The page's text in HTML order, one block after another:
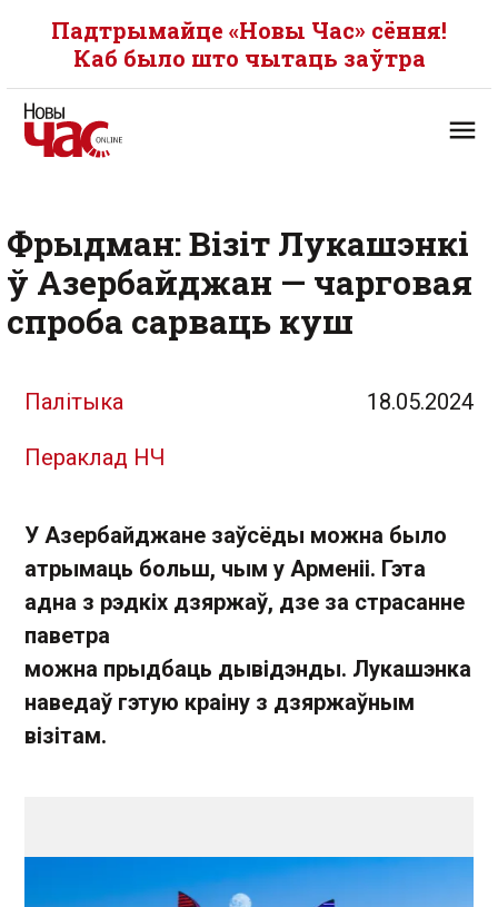
Падтрымайце «Новы Час» сёння!
Каб было што чытаць заўтра
Фрыдман: Візіт Лукашэнкі
ў Азербайджан — чарговая
спроба сарваць куш
Палітыка 18.05.2024
Пераклад НЧ
У Азербайджане заўсёды можна было
атрымаць больш, чым у Арменіі. Гэта
адна з рэдкіх дзяржаў, дзе за страсанне
паветра
можна прыдбаць дывідэнды. Лукашэнка
наведаў гэтую краіну з дзяржаўным
візітам.